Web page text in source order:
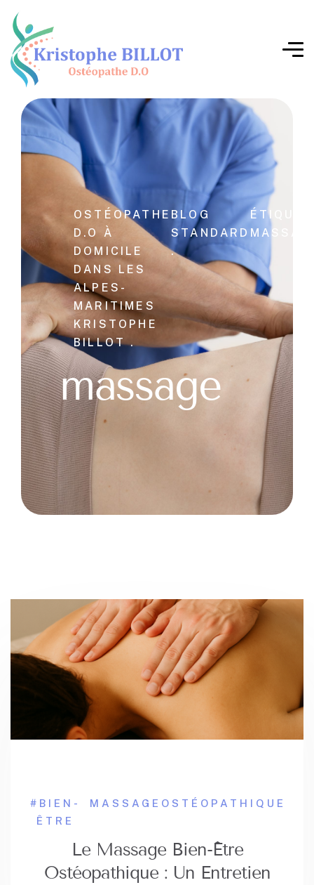
OSTÉOPATHE
D.O À
DOMICILE
DANS LES
ALPES-
MARITIMES
KRISTOPHE
BILLOT .
BLOG
STANDARD
.
massage
#BIEN-
ÊTRE
MASSAGE OSTÉOPATHIQUE
Le Massage Bien-Être
Ostéopathique : Un Entretien